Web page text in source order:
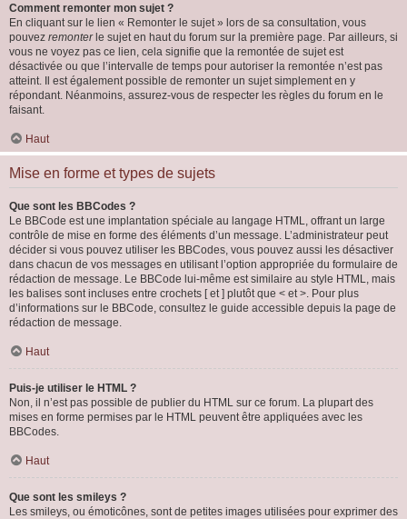
Comment remonter mon sujet ?
En cliquant sur le lien « Remonter le sujet » lors de sa consultation, vous
pouvez remonterle sujet en haut du forum sur la première page. Par ailleurs, si
vous ne voyez pas ce lien, cela signifie que la remontée de sujet est
désactivée ou que l’intervalle de temps pour autoriser la remontée n’est pas
atteint. Il est également possible de remonter un sujet simplement en y
répondant. Néanmoins, assurez-vous de respecter les règles du forum en le
faisant.
Haut
Mise en forme et types de sujets
Que sont les BBCodes ?
Le BBCode est une implantation spéciale au langage HTML, offrant un large
contrôle de mise en forme des éléments d’un message. L’administrateur peut
décider si vous pouvez utiliser les BBCodes, vous pouvez aussi les désactiver
dans chacun de vos messages en utilisant l’option appropriée du formulaire de
rédaction de message. Le BBCode lui-même est similaire au style HTML, mais
les balises sont incluses entre crochets [ et ] plutôt que < et >. Pour plus
d’informations sur le BBCode, consultez le guide accessible depuis la page de
rédaction de message.
Haut
Puis-je utiliser le HTML ?
Non, il n’est pas possible de publier du HTML sur ce forum. La plupart des
mises en forme permises par le HTML peuvent être appliquées avec les
BBCodes.
Haut
Que sont les smileys ?
Les smileys, ou émoticônes, sont de petites images utilisées pour exprimer des